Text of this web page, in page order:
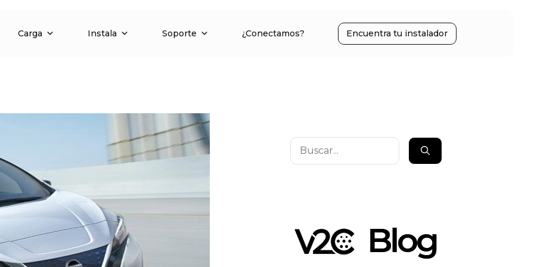
Carga Instala Soporte ¿Conectamos? Encuentra tu instalador
Buscar: